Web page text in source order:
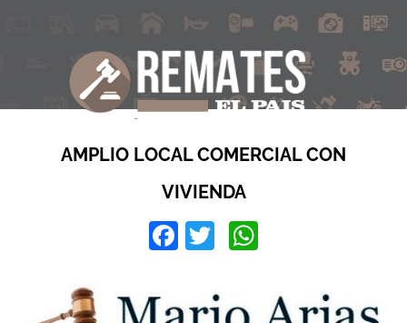
AMPLIO LOCAL COMERCIAL CON
VIVIENDA
Facebook
Twitter